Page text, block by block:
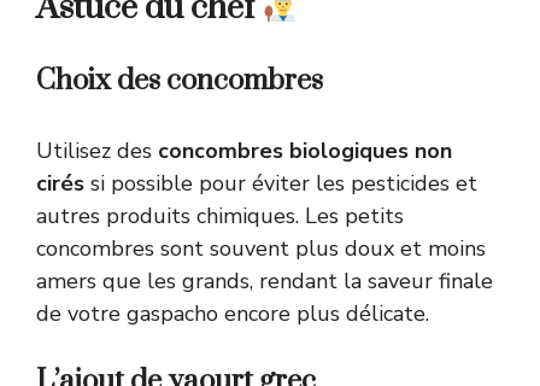
Choix des concombres
Utilisez des concombres biologiques non
cirés si possible pour éviter les pesticides et
autres produits chimiques. Les petits
concombres sont souvent plus doux et moins
amers que les grands, rendant la saveur finale
de votre gaspacho encore plus délicate.